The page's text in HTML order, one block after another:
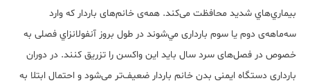
بيماري‌هاي شدید محافظت می‌کند. همه‌ی خانم‌های باردار که وارد
سه‌ماهه‌ی دوم يا سوم بارداری مي­‌شوند در طول بروز آنفولانزاي فصلی به
خصوص در فصل‌های سرد سال بايد این واکسن را تزریق کنند. در دوران
بارداری دستگاه ایمنی بدن خانم باردار ضعیف‌تر می‌شود و احتمال ابتلا به